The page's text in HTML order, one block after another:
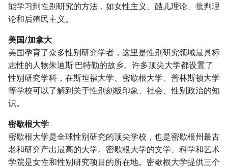
能学习到性别研究的方法，如女性主义、酷儿理论、批判理
论和后殖民主义。
美国/加拿大
美国孕育了众多性别研究学者，这里是性别研究领域最具标
志性的人物朱迪斯·巴特勒的故乡。许多顶尖大学都设置了
性别研究学科，在斯坦福大学、密歇根大学、普林斯顿大学
等学校可以了解到关于性别刻板印象、社会、性别政治的知
识。
密歇根大学
密歇根大学是全球性别研究的顶尖学校，也是密歇根州最古
老和研究产出最高的大学。密歇根大学的文学、科学和艺术
学院是女性和性别研究项目的所在地。密歇根大学提供三个